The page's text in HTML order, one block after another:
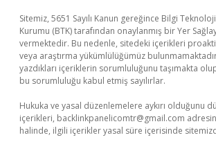
Sitemiz, 5651 Sayılı Kanun gereğince Bilgi
Kurumu (BTK) tarafından onaylanmış bir Yer
vermektedir. Bu nedenle, sitedeki içerikleri
veya araştırma yükümlülüğümüz
yazdıkları içeriklerin sorumluluğunu taşımakta
bu sorumluluğu kabul etmiş sayılırlar.
Hukuka ve yasal düzenlemelere aykırı olduğunu
içerikleri, backlinkpanelicomtr@gmail.com
halinde, ilgili içerikler yasal süre içerisinde